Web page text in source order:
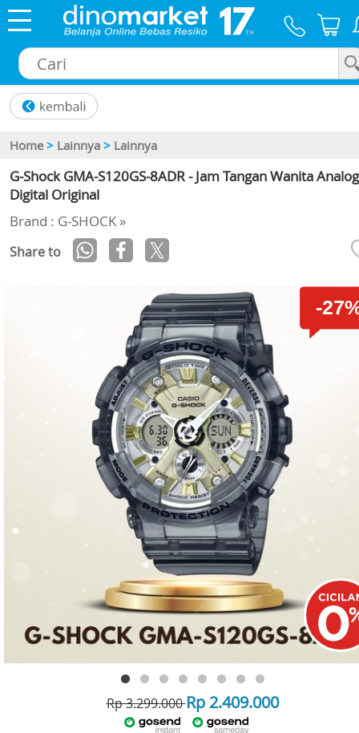
Home > Lainnya > Lainnya
G-Shock GMA-S120GS-8ADR - Jam Tangan Wanita Analog
Digital Original
Brand : G-SHOCK »
Share to
-
Rp 3.299.000Rp 2.409.000